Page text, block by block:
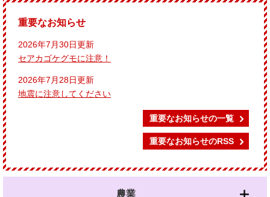
重要なお知らせ
2026年7月30日更新
セアカゴケグモに注意！
2026年7月28日更新
地震に注意してください
重要なお知らせの一覧
重要なお知らせのRSS
農業